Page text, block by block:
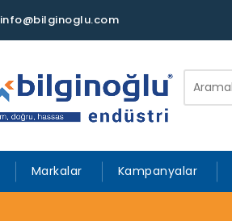
info@bilginoglu.com
Markalar Kampanyalar